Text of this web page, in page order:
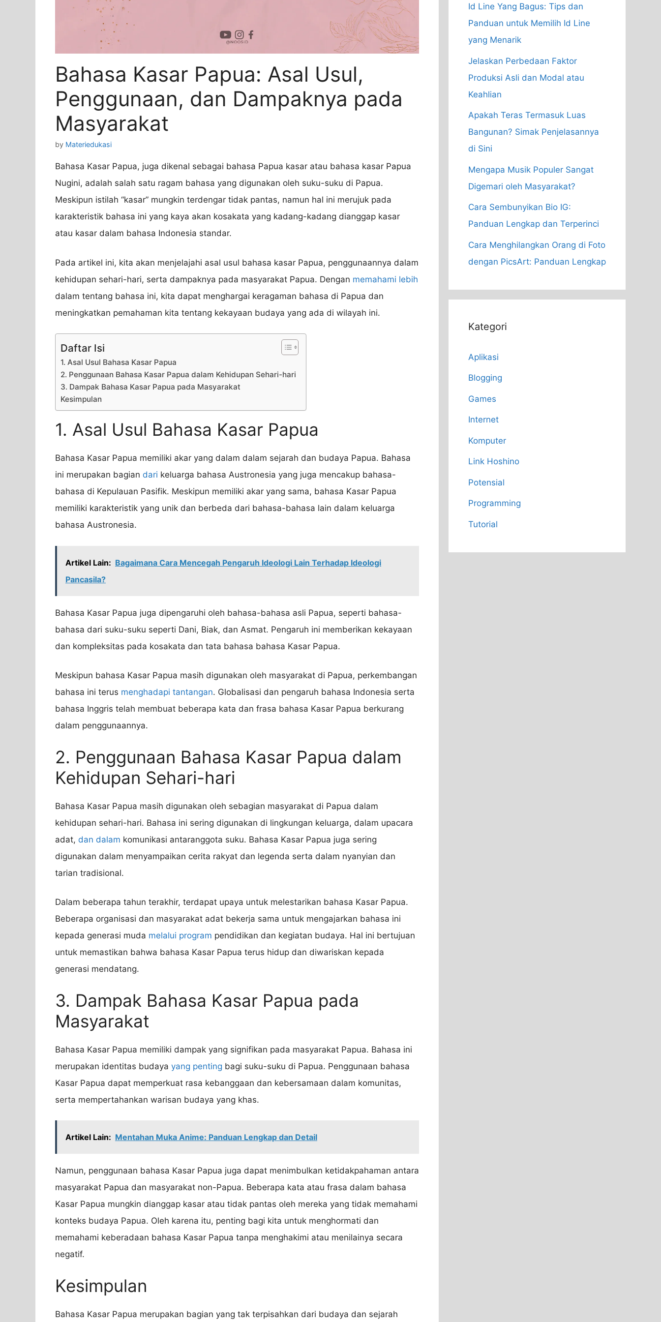
Bahasa Kasar Papua: Asal Usul,
Penggunaan, dan Dampaknya pada
Masyarakat
by Materiedukasi
Bahasa Kasar Papua, juga dikenal sebagai bahasa Papua kasar atau bahasa kasar Papua
Nugini, adalah salah satu ragam bahasa yang digunakan oleh suku-suku di Papua.
Meskipun istilah “kasar” mungkin terdengar tidak pantas, namun hal ini merujuk pada
karakteristik bahasa ini yang kaya akan kosakata yang kadang-kadang dianggap kasar
atau kasar dalam bahasa Indonesia standar.
Pada artikel ini, kita akan menjelajahi asal usul bahasa kasar Papua, penggunaannya dalam
kehidupan sehari-hari, serta dampaknya pada masyarakat Papua. Dengan memahami lebih
dalam tentang bahasa ini, kita dapat menghargai keragaman bahasa di Papua dan
meningkatkan pemahaman kita tentang kekayaan budaya yang ada di wilayah ini.
Daftar Isi
1. Asal Usul Bahasa Kasar Papua
2. Penggunaan Bahasa Kasar Papua dalam Kehidupan Sehari-hari
3. Dampak Bahasa Kasar Papua pada Masyarakat
Kesimpulan
1. Asal Usul Bahasa Kasar Papua
Bahasa Kasar Papua memiliki akar yang dalam dalam sejarah dan budaya Papua. Bahasa
ini merupakan bagian dari keluarga bahasa Austronesia yang juga mencakup bahasa-
bahasa di Kepulauan Pasifik. Meskipun memiliki akar yang sama, bahasa Kasar Papua
memiliki karakteristik yang unik dan berbeda dari bahasa-bahasa lain dalam keluarga
bahasa Austronesia.
Artikel Lain: Bagaimana Cara Mencegah Pengaruh Ideologi Lain Terhadap Ideologi
Pancasila?
Bahasa Kasar Papua juga dipengaruhi oleh bahasa-bahasa asli Papua, seperti bahasa-
bahasa dari suku-suku seperti Dani, Biak, dan Asmat. Pengaruh ini memberikan kekayaan
dan kompleksitas pada kosakata dan tata bahasa bahasa Kasar Papua.
Meskipun bahasa Kasar Papua masih digunakan oleh masyarakat di Papua, perkembangan
bahasa ini terus menghadapi tantangan. Globalisasi dan pengaruh bahasa Indonesia serta
bahasa Inggris telah membuat beberapa kata dan frasa bahasa Kasar Papua berkurang
dalam penggunaannya.
2. Penggunaan Bahasa Kasar Papua dalam
Kehidupan Sehari-hari
Bahasa Kasar Papua masih digunakan oleh sebagian masyarakat di Papua dalam
kehidupan sehari-hari. Bahasa ini sering digunakan di lingkungan keluarga, dalam upacara
adat, dan dalam komunikasi antaranggota suku. Bahasa Kasar Papua juga sering
digunakan dalam menyampaikan cerita rakyat dan legenda serta dalam nyanyian dan
tarian tradisional.
Dalam beberapa tahun terakhir, terdapat upaya untuk melestarikan bahasa Kasar Papua.
Beberapa organisasi dan masyarakat adat bekerja sama untuk mengajarkan bahasa ini
kepada generasi muda melalui program pendidikan dan kegiatan budaya. Hal ini bertujuan
untuk memastikan bahwa bahasa Kasar Papua terus hidup dan diwariskan kepada
generasi mendatang.
3. Dampak Bahasa Kasar Papua pada
Masyarakat
Bahasa Kasar Papua memiliki dampak yang signifikan pada masyarakat Papua. Bahasa ini
merupakan identitas budaya yang penting bagi suku-suku di Papua. Penggunaan bahasa
Kasar Papua dapat memperkuat rasa kebanggaan dan kebersamaan dalam komunitas,
serta mempertahankan warisan budaya yang khas.
Artikel Lain: Mentahan Muka Anime: Panduan Lengkap dan Detail
Namun, penggunaan bahasa Kasar Papua juga dapat menimbulkan ketidakpahaman antara
masyarakat Papua dan masyarakat non-Papua. Beberapa kata atau frasa dalam bahasa
Kasar Papua mungkin dianggap kasar atau tidak pantas oleh mereka yang tidak memahami
konteks budaya Papua. Oleh karena itu, penting bagi kita untuk menghormati dan
memahami keberadaan bahasa Kasar Papua tanpa menghakimi atau menilainya secara
negatif.
Kesimpulan
Bahasa Kasar Papua merupakan bagian yang tak terpisahkan dari budaya dan sejarah
Id Line Yang Bagus: Tips dan
Panduan untuk Memilih Id Line
yang Menarik
Jelaskan Perbedaan Faktor
Produksi Asli dan Modal atau
Keahlian
Apakah Teras Termasuk Luas
Bangunan? Simak Penjelasannya
di Sini
Mengapa Musik Populer Sangat
Digemari oleh Masyarakat?
Cara Sembunyikan Bio IG:
Panduan Lengkap dan Terperinci
Cara Menghilangkan Orang di Foto
dengan PicsArt: Panduan Lengkap
Kategori
Aplikasi
Blogging
Games
Internet
Komputer
Link Hoshino
Potensial
Programming
Tutorial